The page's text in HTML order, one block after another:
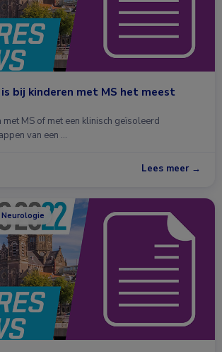
bij kinderen met MS het meest
met MS of met een klinisch geïsoleerd
van een …
Lees meer →
Neurologie